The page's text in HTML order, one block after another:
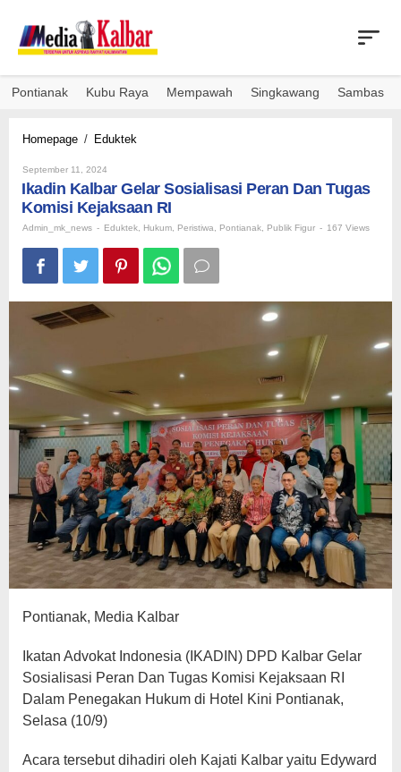
content
Pontianak Kubu Raya Mempawah Singkawang Sambas
Homepage / Eduktek
Sosialisasi
Peran
Tugas
Komisi
Kejaksaan
RI
September 11, 2024
Ikadin Kalbar Gelar Sosialisasi Peran Dan Tugas
Komisi Kejaksaan RI
Admin_mk_news - Eduktek Hukum Peristiwa Pontianak Publik Figur - 167 Views
Pontianak, Media Kalbar
Ikatan Advokat Indonesia (IKADIN) DPD Kalbar Gelar
Sosialisasi Peran Dan Tugas Komisi Kejaksaan RI
Dalam Penegakan Hukum di Hotel Kini Pontianak,
Selasa (10/9)
Acara tersebut dihadiri oleh Kajati Kalbar yaitu Edyward